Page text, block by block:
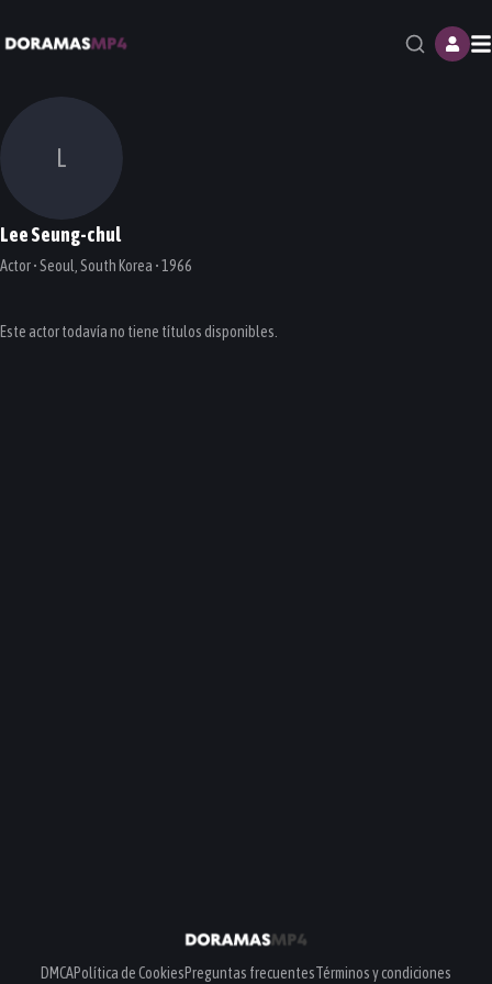
L
Lee Seung-chul
Actor • Seoul, South Korea • 1966
Este actor todavía no tiene títulos disponibles.
DMCAPolítica de CookiesPreguntas frecuentesTérminos y condiciones